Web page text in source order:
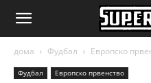
SuperSport.mk
дома Фудбал Европско
Фудбал Европско првенство